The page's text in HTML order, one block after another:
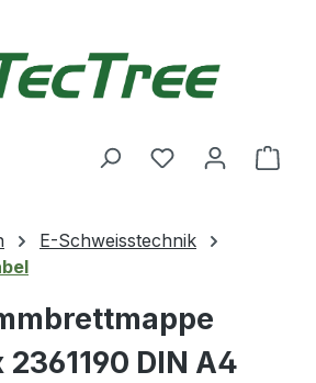
Du hast 0
E-Schweisstechnik
DIN A4